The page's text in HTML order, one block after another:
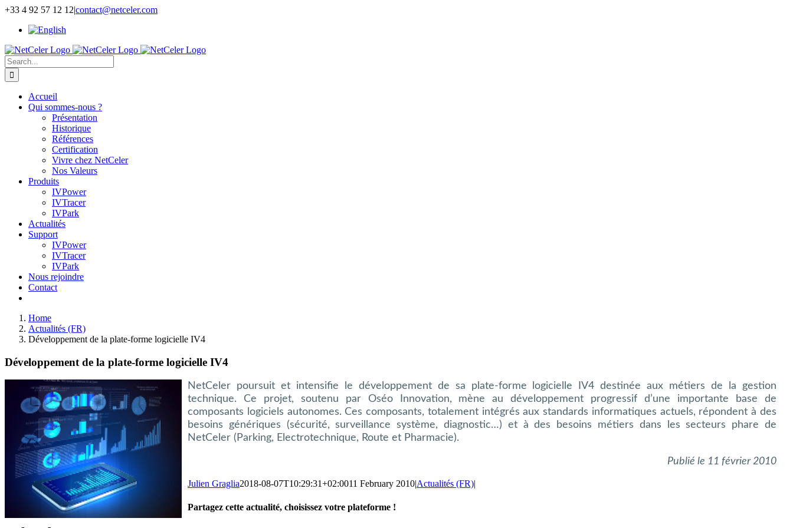
Skip
content
+33 4 92 57 12 12|contact@netceler.com
Search
for:
Accueil
Qui sommes-nous ?
Présentation
Historique
Références
Certification
Vivre chez NetCeler
Nos Valeurs
Produits
IVPower
IVTracer
IVPark
Actualités
Support
IVPower
IVTracer
IVPark
Nous rejoindre
Contact
Home
Actualités (FR)
Développement de la plate-forme logicielle IV4
Développement de la plate-forme logicielle IV4
NetCeler poursuit et intensifie le développement de sa plate-forme logicielle IV4 destinée aux métiers de la gestion
technique. Ce projet, soutenu par Oséo Innovation, mène au développement progressif d’une importante base de
composants logiciels autonomes. Ces composants, totalement intégrés aux standards informatiques actuels, répondent à des
besoins génériques (sécurité, surveillance système, diagnostic…) et à des besoins métiers dans les secteurs phare de
NetCeler (Parking, Electrotechnique, Route et Pharmacie).
Publié le 11 février 2010
Julien Graglia2018-08-07T10:29:31+02:0011 February 2010|Actualités (FR)|
Partagez cette actualité, choisissez votre plateforme !